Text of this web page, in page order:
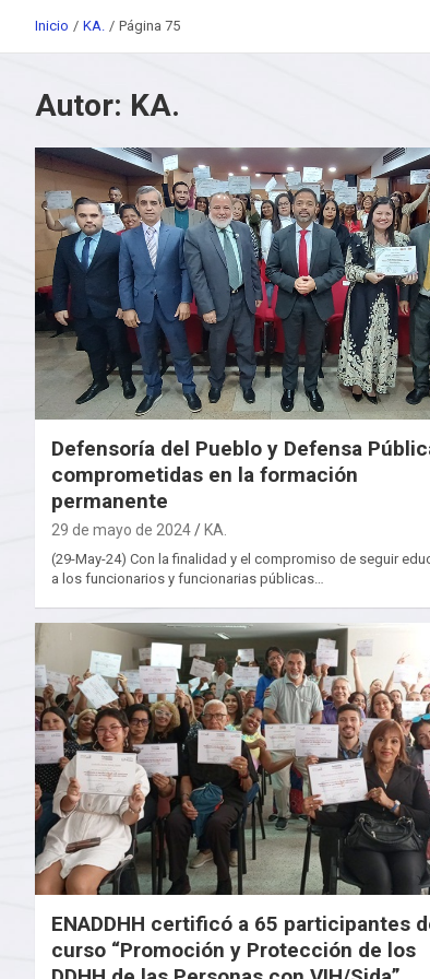
Inicio KA. Página 75
Autor: KA.
Defensoría del Pueblo y Defensa
comprometidas en la formación
permanente
29 de mayo de 2024 KA.
(29-May-24) Con la finalidad y el compromiso de seguir
a los funcionarios y funcionarias públicas…
ENADDHH certificó a 65 participantes
curso “Promoción y Protección de los